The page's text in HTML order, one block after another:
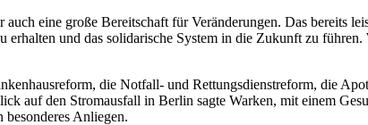
eine große Bereitschaft für Veränderungen. Das bereits
erhalten und das solidarische System in die Zukunft zu
die Notfall- und Rettungsdienstreform, die
auf den Stromausfall in Berlin sagte Warken, mit einem
Anliegen.